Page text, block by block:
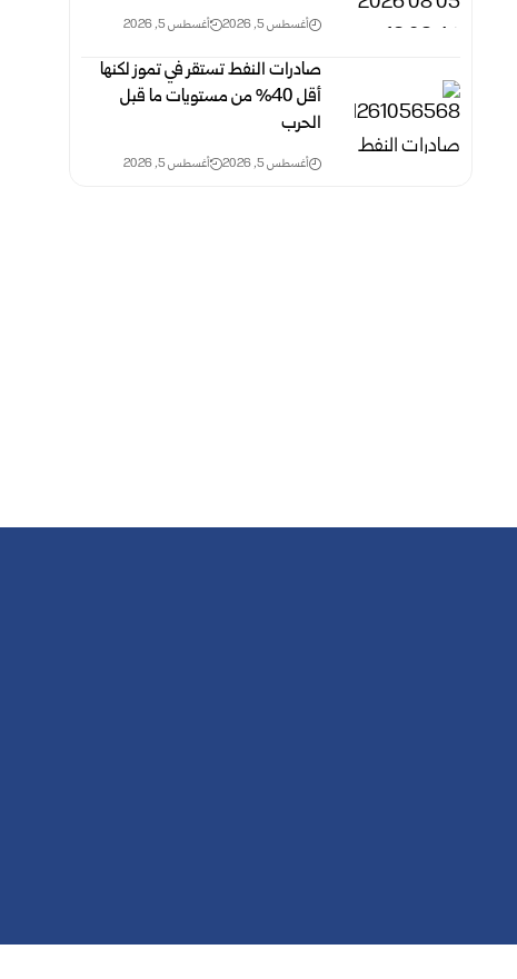
أغسطس 5, 2026 أغسطس 5, 2026
صادرات النفط تستقر في تموز لكنها
أقل 40% من مستويات ما قبل
الحرب
أغسطس 5, 2026 أغسطس 5, 2026